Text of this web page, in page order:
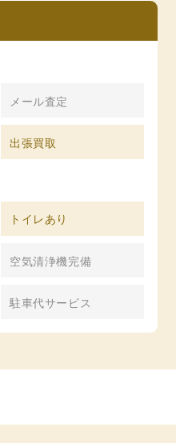
メール査定
出張買取
トイレあり
空気清浄機完備
駐車代サービス